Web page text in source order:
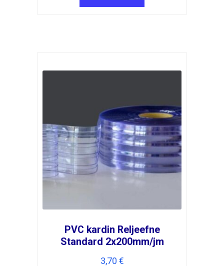
PVC kardin Reljeefne
Standard 2x200mm/jm
3,70 €